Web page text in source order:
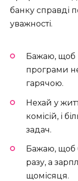
банку справді
уважності.
Бажаю, щоб
програми
гарячою.
Нехай у
комісій, і
задач.
Бажаю, щоб
разу, а
щомісяця.